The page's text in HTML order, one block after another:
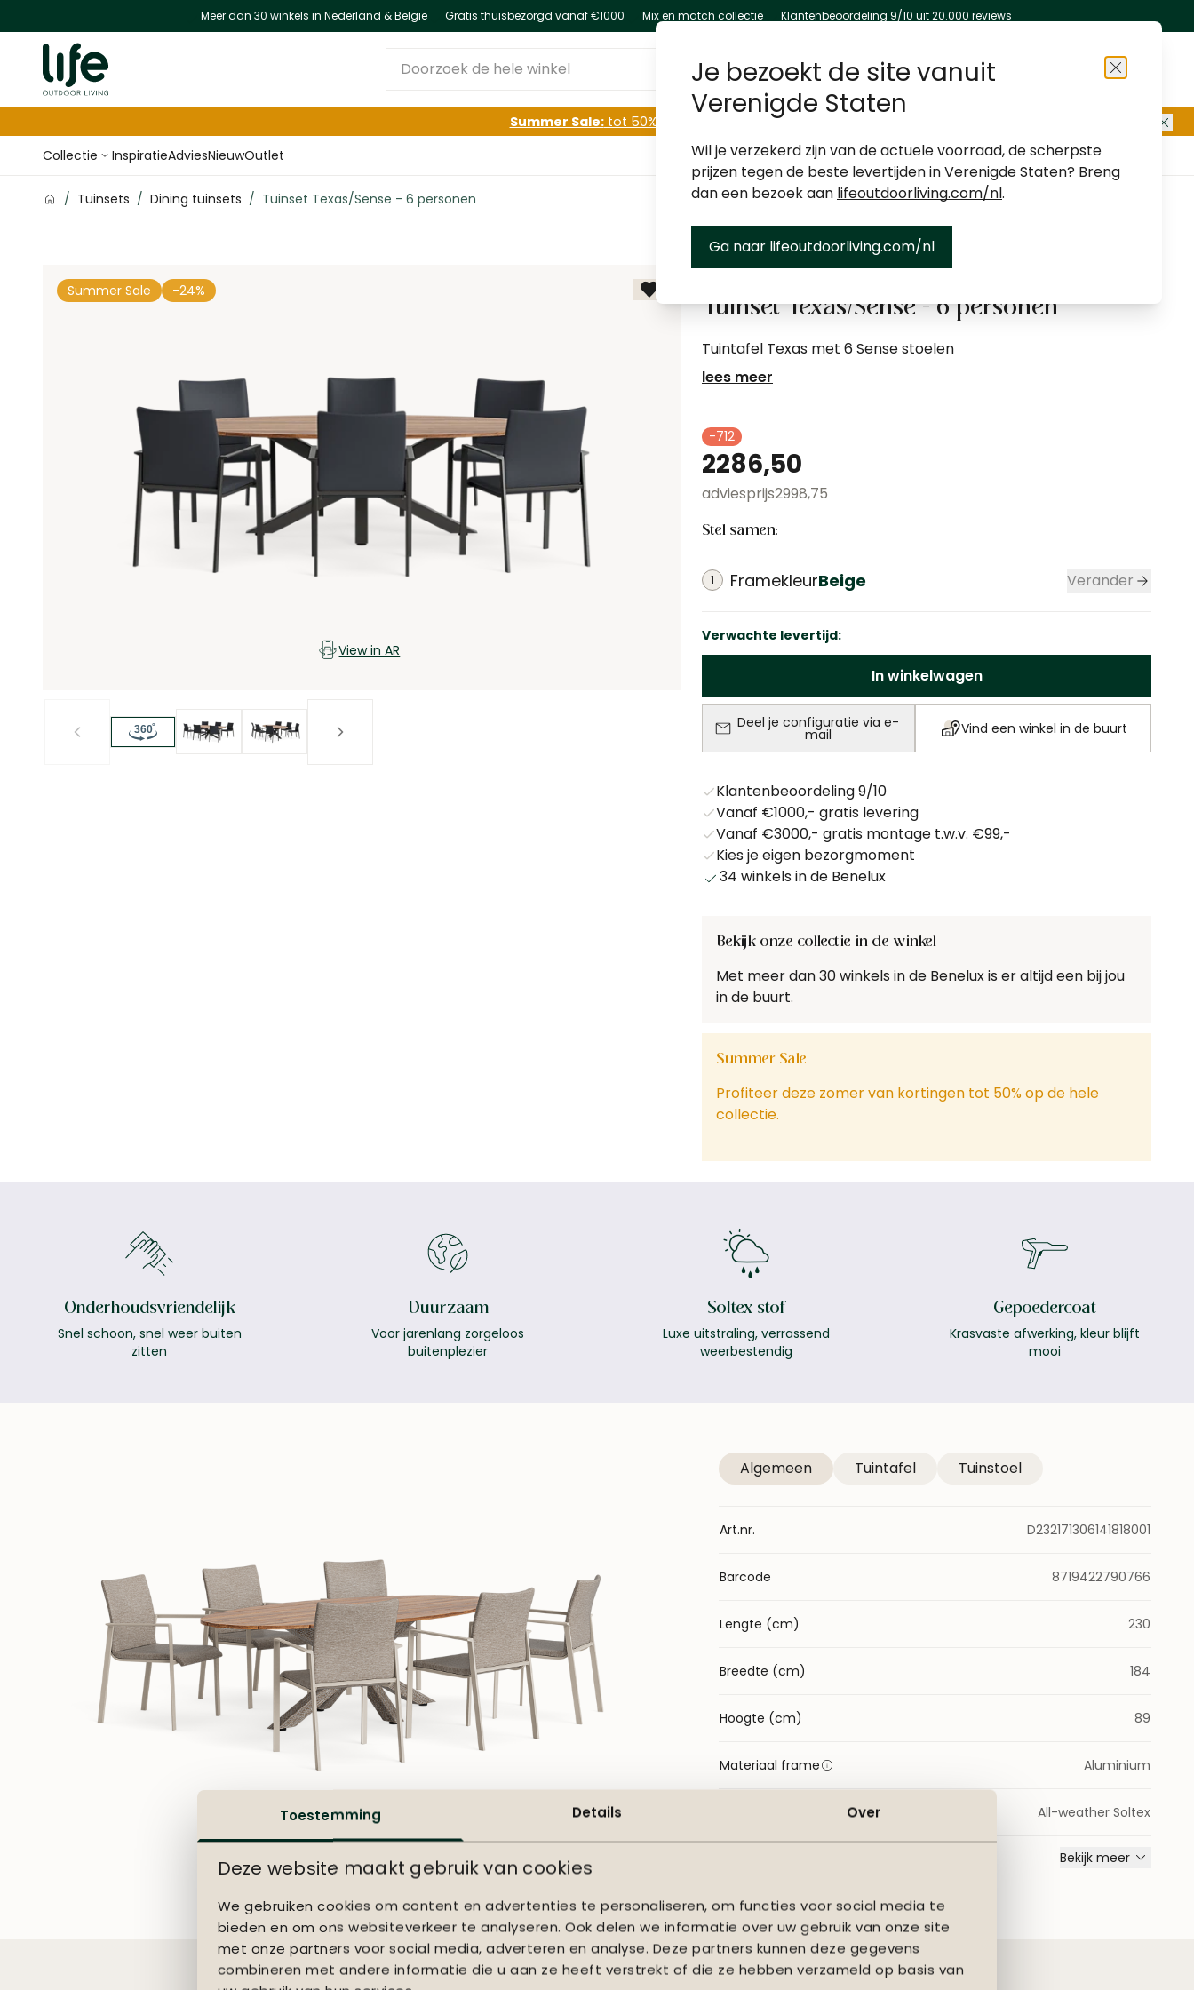
Toestemming Details Over
Deze website maakt gebruik van cookies
We gebruiken cookies om content en advertenties te personaliseren, om functies voor social media te
bieden en om ons websiteverkeer te analyseren. Ook delen we informatie over uw gebruik van onze site
met onze partners voor social media, adverteren en analyse. Deze partners kunnen deze gegevens
combineren met andere informatie die u aan ze heeft verstrekt of die ze hebben verzameld op basis van
Meer dan 30 winkels in Nederland & België Gratis thuisbezorgd vanaf €1000 Mix en match collectie Klantenbeoordeling 9/10 uit 20.000 reviews
Ga naar de inhoud
Summer Sale:tot 50% korting
Collectie
InspiratieAdviesNieuwOutlet Over onsWinkelsKlantenservice
/ Tuinsets / Dining tuinsets / Tuinset Texas/Sense - 6 personen
Summer Sale -24%
Tuinset Texas/Sense - 6 personen
Tuintafel Texas met 6 Sense stoelen
lees meer
-712
2286,50
adviesprijs2998,75
Stel samen:
1 FramekleurBeige
Verander
Verwachte levertijd:
In winkelwagen
Deel je configuratie via e-
mail Vind een winkel in de buurt(wordt
Klantenbeoordeling 9/10
Vanaf €1000,- gratis levering
Vanaf €3000,- gratis montage t.w.v. €99,-
Kies je eigen bezorgmoment
34 winkels in de Benelux
Bekijk onze collectie in de winkel
Met meer dan 30 winkels in de Benelux is er altijd een bij jou
in de buurt.
Summer Sale
Profiteer deze zomer van kortingen tot 50% op de hele
collectie.
Onderhoudsvriendelijk
Snel schoon, snel weer buiten
zitten
Duurzaam
Voor jarenlang zorgeloos
buitenplezier
Soltex stof
Luxe uitstraling, verrassend
weerbestendig
Gepoedercoat
Krasvaste afwerking, kleur blijft
mooi
Algemeen Tuintafel Tuinstoel
Art.nr. D232171306141818001
Barcode 8719422790766
Lengte (cm) 230
Breedte (cm) 184
Hoogte (cm) 89
Materiaal frame Aluminium
All-weather Soltex
Bekijk meer
Je bezoekt de site vanuit
Verenigde Staten
Wil je verzekerd zijn van de actuele voorraad, de scherpste
prijzen tegen de beste levertijden in Verenigde Staten? Breng
dan een bezoek aan lifeoutdoorliving.com/nl.
Ga naar lifeoutdoorliving.com/nl